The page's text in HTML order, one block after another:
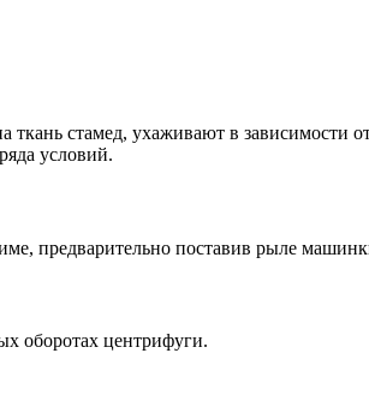
ткань стамед, ухаживают в зависимости
условий.
предварительно поставив рыле
оборотах центрифуги.